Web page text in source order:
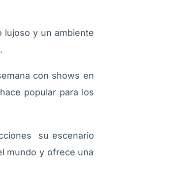
lujoso y un ambiente
con shows en
popular para los
su escenario
mundo y ofrece una